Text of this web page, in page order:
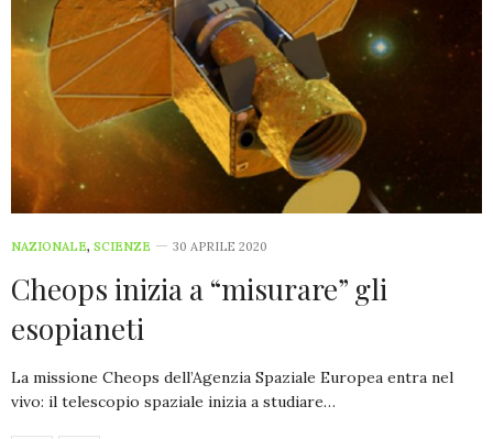
NAZIONALE, SCIENZE 30 APRILE 2020
Cheops inizia a “misurare” gli
esopianeti
La missione Cheops dell’Agenzia Spaziale Europea entra nel
vivo: il telescopio spaziale inizia a studiare…